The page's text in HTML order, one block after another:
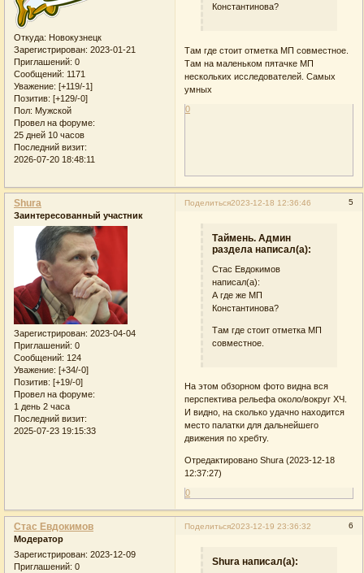
Откуда: Новокузнецк
Зарегистрирован: 2023-01-21
Приглашений: 0
Сообщений: 1171
Уважение: [+119/-1]
Позитив: [+129/-0]
Пол: Мужской
Провел на форуме:
25 дней 10 часов
Последний визит:
2026-07-20 18:48:11
Константинова?
Там где стоит отметка МП совместное.
Там на маленьком пятачке МП
нескольких исследователей. Самых
умных
0
Поделиться 5
2023-12-18 12:36:46
Shura
Заинтересованный участник
Зарегистрирован: 2023-04-04
Приглашений: 0
Сообщений: 124
Уважение: [+34/-0]
Позитив: [+19/-0]
Провел на форуме:
1 день 2 часа
Последний визит:
2025-07-23 19:15:33
Таймень. Админ
раздела написал(а):
Стас Евдокимов
написал(а):
А где же МП
Константинова?
Там где стоит отметка МП
совместное.
На этом обзорном фото видна вся
перспектива рельефа около/вокруг ХЧ.
И видно, на сколько удачно находится
место палатки для дальнейшего
движения по хребту.
Отредактировано Shura (2023-12-18
12:37:27)
0
Поделиться 6
2023-12-19 23:36:32
Стас Евдокимов
Модератор
Зарегистрирован: 2023-12-09
Приглашений: 0
Shura написал(а):